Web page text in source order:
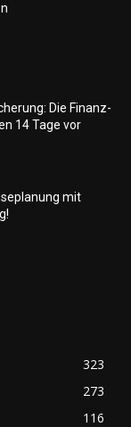
Die Finanz-
14 Tage vor
mit
323
273
116